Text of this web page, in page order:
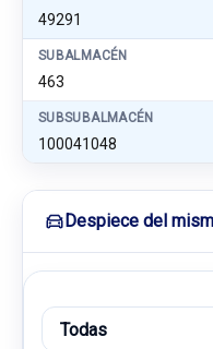
49291
SUBALMACÉN
463
SUBSUBALMACÉN
100041048
Despiece del